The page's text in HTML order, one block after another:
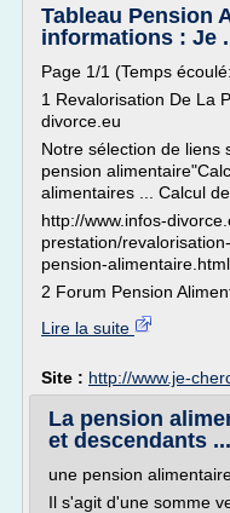
Tableau Pension
informations : Je
Page 1/1 (Temps
1 Revalorisation De La
divorce.eu
Notre sélection de liens
pension
alimentaires ... Calcul
http://www.infos-
prestation/
pension-alimentaire.html
2 Forum Pension
Lire la suite
Site : http://www.je-
La pension
et descendants ...
une pension
Il s'agit d'une somme